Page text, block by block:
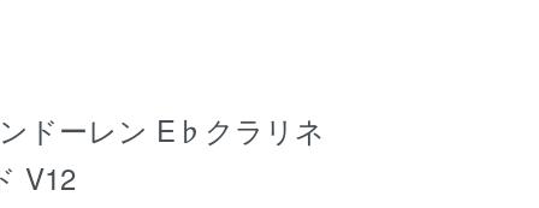
ドーレン E♭クラリネ
V12